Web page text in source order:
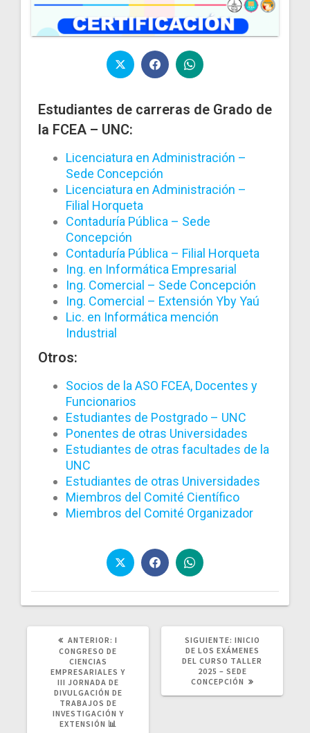
Estudiantes de carreras de Grado de
la FCEA – UNC:
Licenciatura en Administración –
Sede Concepción
Licenciatura en Administración –
Filial Horqueta
Contaduría Pública – Sede
Concepción
Contaduría Pública – Filial Horqueta
Ing. en Informática Empresarial
Ing. Comercial – Sede Concepción
Ing. Comercial – Extensión Yby Yaú
Lic. en Informática mención
Industrial
Otros:
Socios de la ASO FCEA, Docentes y
Funcionarios
Estudiantes de Postgrado – UNC
Ponentes de otras Universidades
Estudiantes de otras facultades de la
UNC
Estudiantes de otras Universidades
Miembros del Comité Científico
Miembros del Comité Organizador
ANTERIOR: I
CONGRESO DE
CIENCIAS
EMPRESARIALES Y
III JORNADA DE
DIVULGACIÓN DE
TRABAJOS DE
INVESTIGACIÓN Y
EXTENSIÓN 📊
SIGUIENTE: INICIO
DE LOS EXÁMENES
DEL CURSO TALLER
2025 – SEDE
CONCEPCIÓN